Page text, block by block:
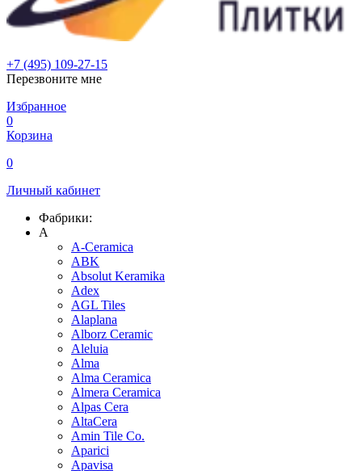
+7 (495) 109-27-15
Перезвоните мне
Избранное
0
Корзина
0
Личный кабинет
Фабрики:
A
A-Ceramica
ABK
Absolut Keramika
Adex
AGL Tiles
Alaplana
Alborz Ceramic
Aleluia
Alma
Alma Ceramica
Almera Ceramica
Alpas Cera
AltaCera
Amin Tile Co.
Aparici
Apavisa